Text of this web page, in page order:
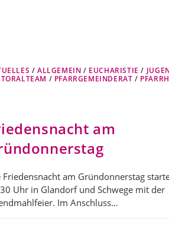
/ALLGEMEIN / EUCHARISTIE /
/ PFARRGEMEINDERAT /
am
Friedensnacht am Gründonnerstag
Uhr in Glandorf und Schwege mit der
Im Anschluss…